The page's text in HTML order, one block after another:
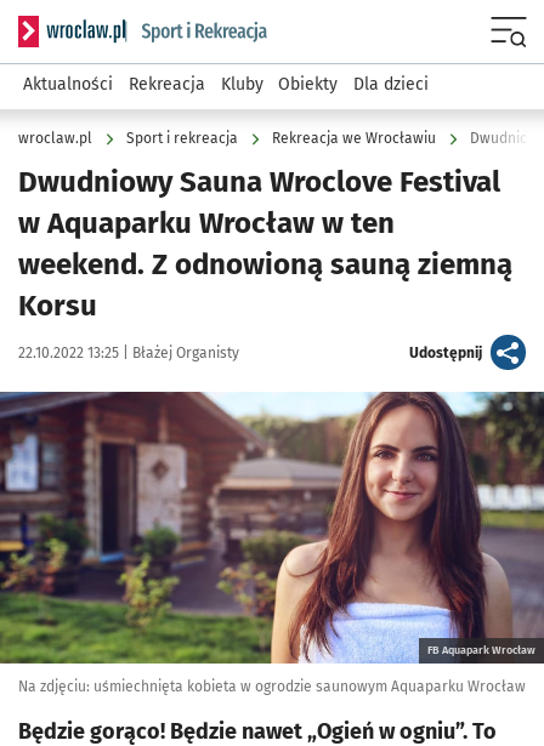
Serwis informacyjny wroclaw.pl podserwis: Sport i rekreacja
Aktualności Rekreacja Kluby Obiekty Dla dzieci
wroclaw.pl Sport i rekreacja Rekreacja we Wrocławiu
Dwudniowy Sauna Wroclove Festival
w Aquaparku Wrocław w ten
weekend. Z odnowioną sauną ziemną
Korsu
Data publikacji:
22.10.2022 13:25 | Autor:
Błażej Organisty Udostępnijartykuł
Kliknij, aby powiększyć
FB Aquapark Wrocław
Na zdjęciu: uśmiechnięta kobieta w ogrodzie saunowym Aquaparku Wrocław
Będzie gorąco! Będzie nawet „Ogień w ogniu”. To